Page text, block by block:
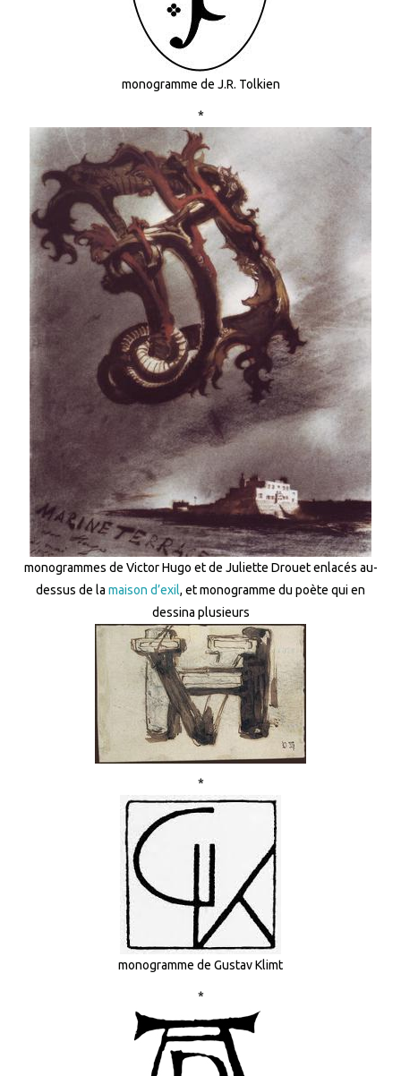
monogramme de J.R. Tolkien
*
monogrammes de Victor Hugo et de Juliette Drouet enlacés au-
dessus de la maison d’exil, et monogramme du poète qui en
dessina plusieurs
*
monogramme de Gustav Klimt
*